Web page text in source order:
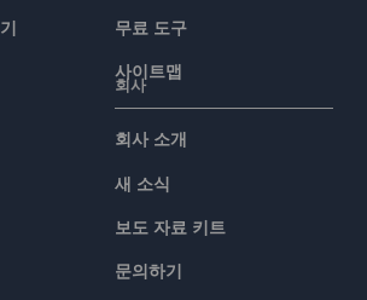
무료 도구
사이트맵
회사
회사 소개
새 소식
보도 자료 키트
문의하기